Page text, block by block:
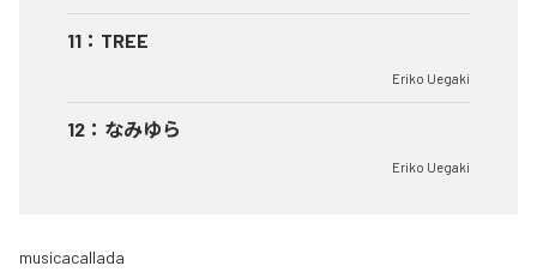
11 ： TREE
Eriko Uegaki
12 ： なみゆら
Eriko Uegaki
musicacallada